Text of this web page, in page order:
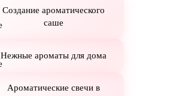
Создание ароматического
саше
Нежные ароматы для дома
Ароматические свечи в